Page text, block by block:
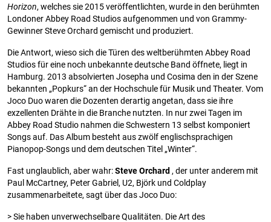
Horizon, welches sie 2015 veröffentlichten, wurde in den berühmten
Londoner Abbey Road Studios aufgenommen und von Grammy-
Gewinner Steve Orchard gemischt und produziert.
Die Antwort, wieso sich die Türen des weltberühmten Abbey Road
Studios für eine noch unbekannte deutsche Band öffnete, liegt in
Hamburg. 2013 absolvierten Josepha und Cosima den in der Szene
bekannten „Popkurs“ an der Hochschule für Musik und Theater. Vom
Joco Duo waren die Dozenten derartig angetan, dass sie ihre
exzellenten Drähte in die Branche nutzten. In nur zwei Tagen im
Abbey Road Studio nahmen die Schwestern 13 selbst komponiert
Songs auf. Das Album besteht aus zwölf englischsprachigen
Pianopop-Songs und dem deutschen Titel „Winter“.
Fast unglaublich, aber wahr:Steve Orchard , der unter anderem mit
Paul McCartney, Peter Gabriel, U2, Björk und Coldplay
zusammenarbeitete, sagt über das Joco Duo:
> Sie haben unverwechselbare Qualitäten. Die Art des